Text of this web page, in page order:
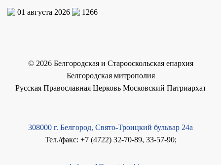
01 августа 2026 1266
© 2026Белгородская и Старооскольская епархия
Белгородская митрополия
Русская Православная Церковь Московский Патриархат
308000 г. Белгород, Свято-Троицкий бульвар 24а
Тел./факс: +7 (4722) 32-70-89, 33-57-90;